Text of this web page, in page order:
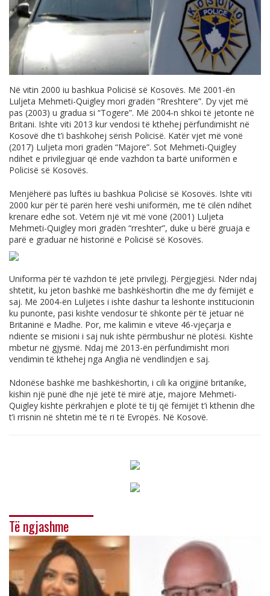
Në vitin 2000 iu bashkua Policisë së Kosovës. Më 2001-ën
Luljeta Mehmeti-Quigley mori gradën “Rreshtere”. Dy vjet më
pas (2003) u gradua si “Togere”. Më 2004-n shkoi të jetonte në
Britani. Ishte viti 2013 kur vendosi të kthehej përfundimisht në
Kosovë dhe t’i bashkohej sërish Policisë. Katër vjet më vonë
(2017) Luljeta mori gradën “Majore”. Sot Mehmeti-Quigley
ndihet e privilegjuar që ende vazhdon ta bartë uniformën e
Policisë së Kosovës.
Menjëherë pas luftës iu bashkua Policisë së Kosovës. Ishte viti
2000 kur për të parën herë veshi uniformën, me të cilën ndihet
krenare edhe sot. Vetëm një vit më vonë (2001) Luljeta
Mehmeti-Quigley mori gradën “rreshter”, duke u bërë gruaja e
parë e graduar në historinë e Policisë së Kosovës.
Uniforma për të vazhdon të jetë privilegj. Përgjegjësi. Nder ndaj
shtetit, ku jeton bashkë me bashkëshortin dhe me dy fëmijët e
saj. Më 2004-ën Luljetës i ishte dashur ta lëshonte institucionin
ku punonte, pasi kishte vendosur të shkonte për të jetuar në
Britaninë e Madhe. Por, me kalimin e viteve 46-vjeçarja e
ndiente se misioni i saj nuk ishte përmbushur në plotësi. Kishte
mbetur në gjysmë. Ndaj më 2013-ën përfundimisht mori
vendimin të kthehej nga Anglia në vendlindjen e saj.
Ndonëse bashkë me bashkëshortin, i cili ka origjinë britanike,
kishin një punë dhe një jetë të mirë atje, majore Mehmeti-
Quigley kishte përkrahjen e plotë të tij që fëmijët t’i kthenin dhe
t’i rrisnin në shtetin më të ri të Evropës. Në Kosovë.
Të ngjashme